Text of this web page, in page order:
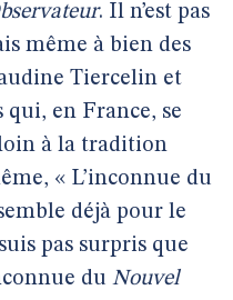
. Il n’est pas
même à bien des
Tiercelin et
en France, se
à la tradition
« L’inconnue du
déjà pour le
pas surpris que
du Nouvel